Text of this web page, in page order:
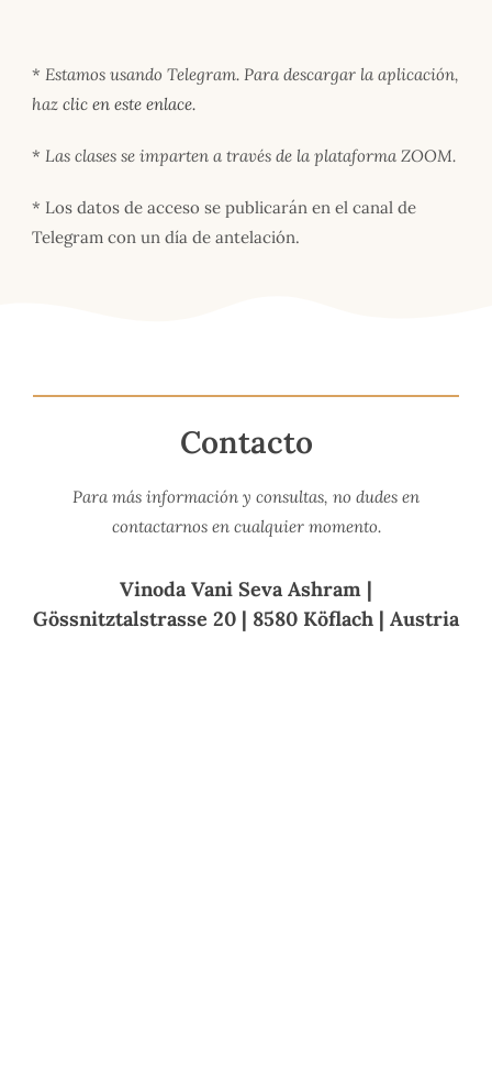
* Estamos usando Telegram. Para descargar la aplicación,
hazclic en este enlace.
* Las clases se imparten a través de la plataforma ZOOM.
* Los datos de acceso se publicarán en el canal de
Telegram con un día de antelación.
Contacto
Para más información y consultas, no dudes en
contactarnos en cualquier momento.
Vinoda Vani Seva Ashram |
Gössnitztalstrasse 20 | 8580 Köflach | Austria